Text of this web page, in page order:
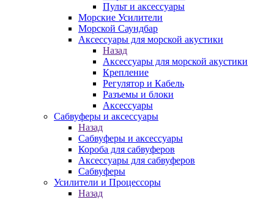
Пульт и аксессуары
Морские Усилители
Морской Cаундбар
Аксессуары для морской акустики
Назад
Аксессуары для морской акустики
Крепление
Регулятор и Кабель
Разъемы и блоки
Аксессуары
Сабвуферы и аксессуары
Назад
Сабвуферы и аксессуары
Короба для сабвуферов
Аксессуары для сабвуферов
Сабвуферы
Усилители и Процессоры
Назад